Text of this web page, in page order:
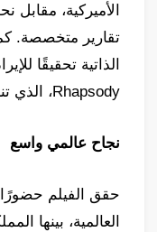
تقارير متخصصة.
Rhapsody، الذي تناول سيرة فريدي ميركوري.
نجاح عالمي واسع
حقق الفيلم
العالمية، بينها